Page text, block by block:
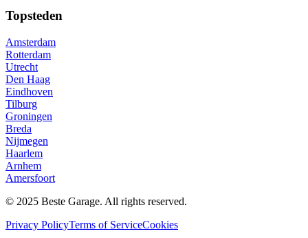
Topsteden
Amsterdam
Rotterdam
Utrecht
Den Haag
Eindhoven
Tilburg
Groningen
Breda
Nijmegen
Haarlem
Arnhem
Amersfoort
© 2025 Beste Garage. All rights reserved.
Privacy PolicyTerms of ServiceCookies